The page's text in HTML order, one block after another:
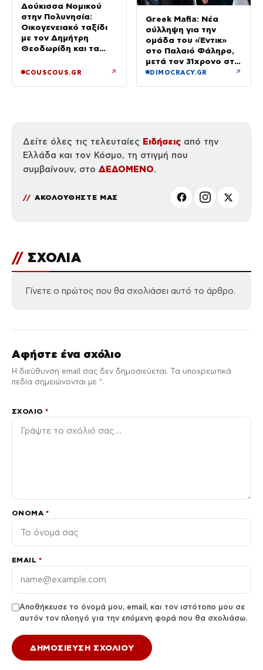
Δούκισσα Νομικού
στην Πολυνησία:
Οικογενειακό ταξίδι
με τον Δημήτρη
Θεοδωρίδη και τα
COUSCOUS.GR ↗
Greek Mafia: Νέα
σύλληψη για την
ομάδα του «Έντικ»
στο Παλαιό Φάληρο,
μετά τον 31χρονο στη
Γερμανία
DIMOCRACY.GR ↗
Δείτε όλες τις τελευταίες Ειδήσεις από την
Ελλάδα και τον Κόσμο, τη στιγμή που
συμβαίνουν, στο ΔΕΔΟΜΕΝΟ.
ΑΚΟΛΟΥΘΗΣΤΕ ΜΑΣ
// ΣΧΟΛΙΑ
Γίνετε ο πρώτος που θα σχολιάσει αυτό το άρθρο.
Αφήστε ένα σχόλιο
Η διεύθυνση email σας δεν δημοσιεύεται. Τα υποχρεωτικά
πεδία σημειώνονται με *.
ΣΧΌΛΙΟ*
ΌΝΟΜΑ *
EMAIL *
Αποθήκευσε το όνομά μου, email, και τον ιστότοπο μου σε
αυτόν τον πλοηγό για την επόμενη φορά που θα σχολιάσω.